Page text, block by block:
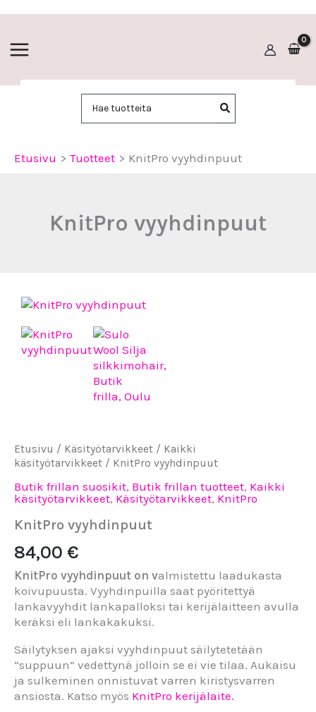
Etusivu Tuotteet KnitPro vyyhdinpuut
KnitPro vyyhdinpuut
Etusivu / Käsityötarvikkeet / Kaikki
käsityötarvikkeet / KnitPro vyyhdinpuut
Butik frillan suosikit, Butik frillan tuotteet, Kaikki
käsityötarvikkeet, Käsityötarvikkeet, KnitPro
KnitPro vyyhdinpuut
84,00 €
KnitPro vyyhdinpuut on valmistettu laadukasta
koivupuusta. Vyyhdinpuilla saat pyöritettyä
lankavyyhdit lankapalloksi tai kerijälaitteen avulla
keräksi eli lankakakuksi.
Säilytyksen ajaksi vyyhdinpuut säilytetetään
”suppuun” vedettynä jolloin se ei vie tilaa. Aukaisu
ja sulkeminen onnistuvat varren kiristysvarren
ansiosta. Katso myös KnitPro kerijälaite.
KnitPro
määrä